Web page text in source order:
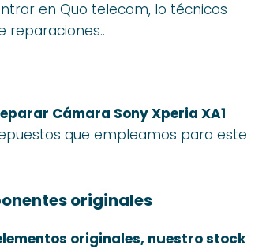
en Quo telecom, lo técnicos
reparaciones..
Cámara Sony Xperia XA1
que empleamos para este
originales
originales, nuestro stock